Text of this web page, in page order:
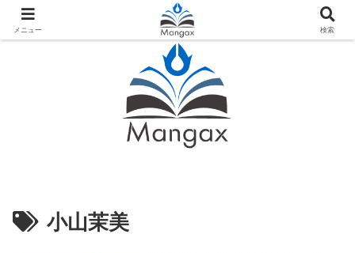
人気おすすめ漫画紹介ならMangax（マンガックス）
小山茉美
メニュー 検索